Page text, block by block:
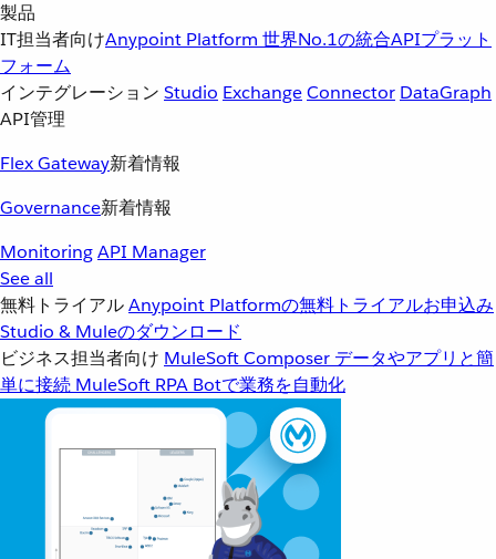
製品
IT担当者向けAnypoint Platform 世界No.1の統合APIプラット
フォーム
インテグレーション Studio ExchangeConnector DataGraph
API管理
Flex Gateway新着情報
Governance新着情報
MonitoringAPI Manager
See all
無料トライアルAnypoint Platformの無料トライアルお申込み
Studio & Muleのダウンロード
ビジネス担当者向け MuleSoft Composer データやアプリと簡
単に接続 MuleSoft RPA Botで業務を自動化